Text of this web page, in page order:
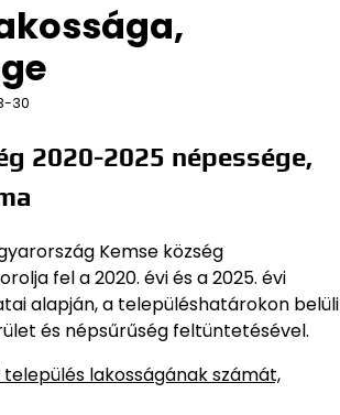
30
2020-2025 népessége,
Kemse község
fel a 2020. évi és a 2025. évi
alapján,a településhatárokon belüli
és népsűrűség feltüntetésével.
lakosságának számát,